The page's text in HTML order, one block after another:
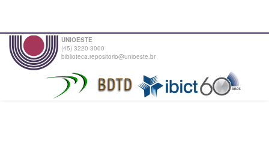
UNIOESTE
(45) 3220-3000
biblioteca.repositorio@unioeste.br